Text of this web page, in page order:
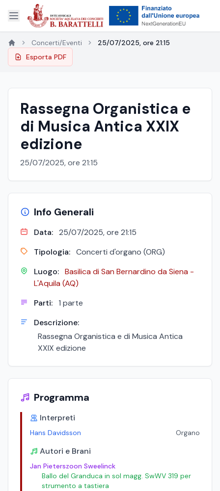
Concerti/Eventi
25/07/2025, ore 21:15
Esporta PDF
Rassegna Organistica e
di Musica Antica XXIX
edizione
25/07/2025, ore 21:15
Info Generali
Data: 25/07/2025, ore 21:15
Tipologia: Concerti d'organo (ORG)
Luogo: Basilica di San Bernardino da Siena -
L'Aquila (AQ)
Parti: 1 parte
Descrizione:
Rassegna Organistica e di Musica Antica
XXIX edizione
Programma
Interpreti
Hans Davidsson Organo
Autori e Brani
Jan Pieterszoon Sweelinck
Ballo del Granduca in sol magg. SwWV 319 per
strumento a tastiera